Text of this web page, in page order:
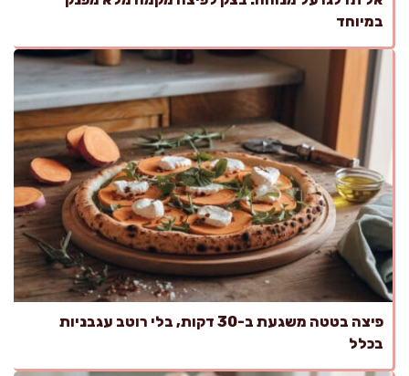
במיוחד
פיצה בטטה משגעת ב-30 דקות, בלי רוטב עגבניות
בכלל